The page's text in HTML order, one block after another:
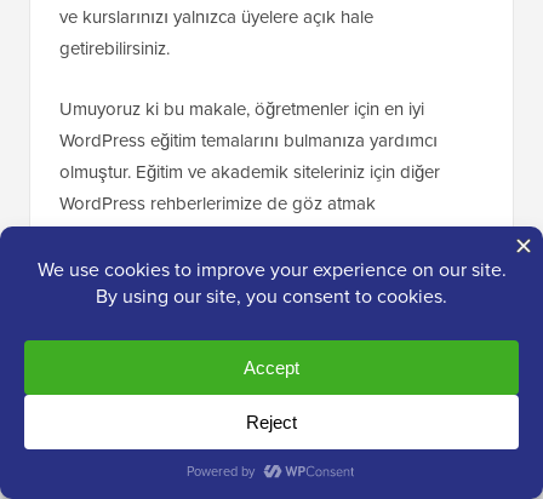
ve kurslarınızı yalnızca üyelere açık hale
getirebilirsiniz.
Umuyoruz ki bu makale, öğretmenler için en iyi
WordPress eğitim temalarını bulmanıza yardımcı
olmuştur. Eğitim ve akademik siteleriniz için diğer
WordPress rehberlerimize de göz atmak
isteyebilirsiniz.
Eğitim Web Siteleri İçin En İyi WordPress
En İyi WordPress LMS Eklentileri Karşılaştırıldı
(Artıları ve Eksileri)
En İyi Kurs Oluşturma Yazılımları ve